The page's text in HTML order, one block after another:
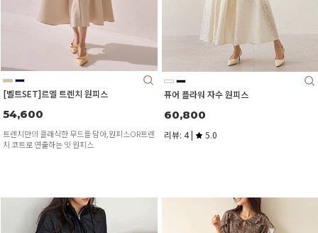
[벨트SET]르엘 트렌치 원피스
54,600
트렌치만의 클래식한 무드를 담아,원피스OR트렌
치 코트로 연출하는 잇 원피스
퓨어 플라워 자수 원피스
60,800
리뷰: 4 | 5.0